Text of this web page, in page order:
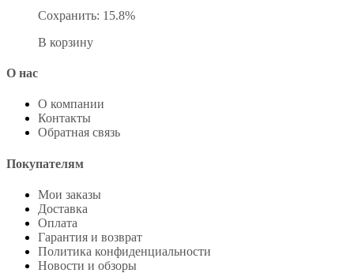
Сохранить: 15.8%
В корзину
О нас
О компании
Контакты
Обратная связь
Покупателям
Мои заказы
Доставка
Оплата
Гарантия и возврат
Политика конфиденциальности
Новости и обзоры